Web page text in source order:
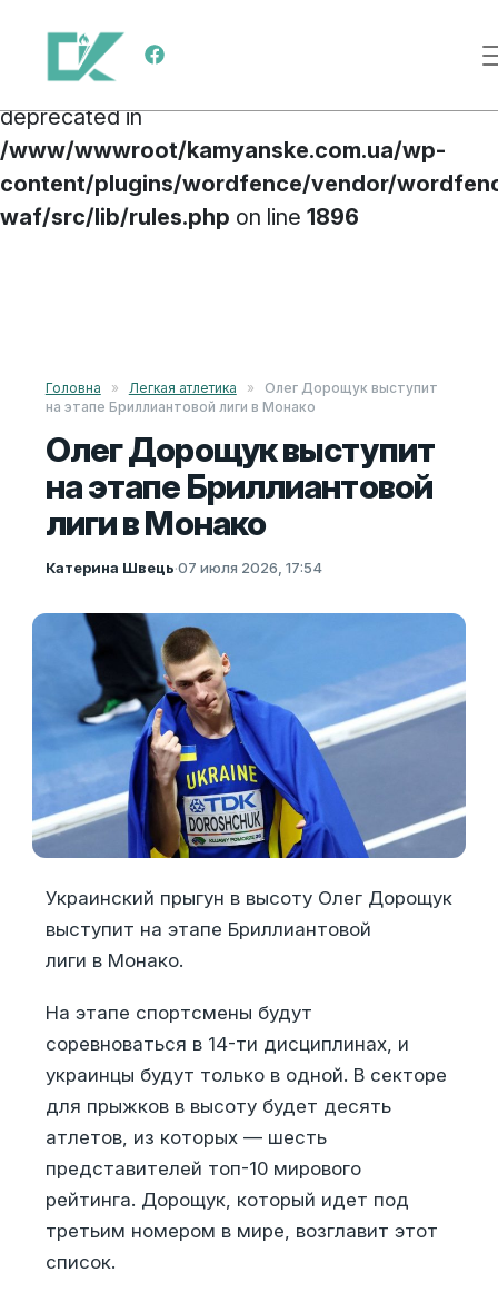
Deprecated
: preg_replace(): Passing null to
parameter #3 ($subject) of type array|string is
deprecated in
/www/wwwroot/kamyanske.com.ua/wp-
content/plugins/wordfence/vendor/
waf/src/lib/rules.php on line 1896
Меню навигации
Головна » Легкая атлетика »
Олег Дорощук выступит
на этапе Бриллиантовой лиги в Монако
Олег Дорощук выступит
на этапе Бриллиантовой
лиги в Монако
Катерина Швець·07 июля 2026, 17:54
Украинский прыгун в высоту Олег Дорощук
выступит на этапе Бриллиантовой
лиги в Монако.
На этапе спортсмены будут
соревноваться в 14-ти дисциплинах, и
украинцы будут только в одной. В секторе
для прыжков в высоту будет десять
атлетов, из которых — шесть
представителей топ-10 мирового
рейтинга. Дорощук, который идет под
третьим номером в мире, возглавит этот
список.